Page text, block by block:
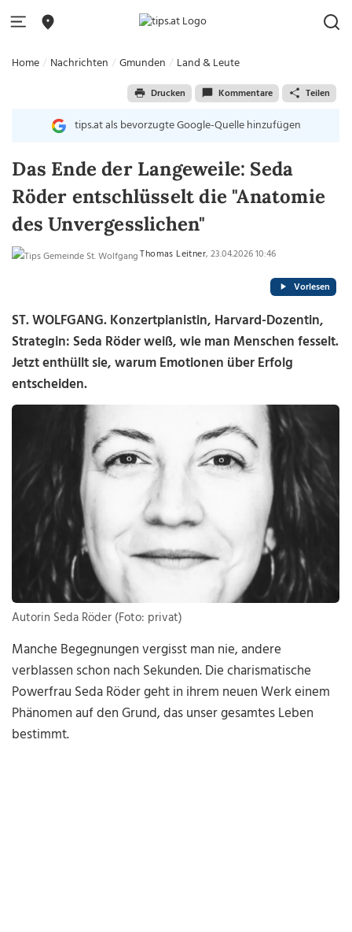
Home Nachrichten Gmunden Land & Leute
Drucken Kommentare Teilen
tips.at als bevorzugte Google-Quelle hinzufügen
Das Ende der Langeweile: Seda
Röder entschlüsselt die "Anatomie
des Unvergesslichen"
Thomas Leitner, 23.04.2026 10:46
Vorlesen
ST. WOLFGANG. Konzertpianistin, Harvard-Dozentin,
Strategin: Seda Röder weiß, wie man Menschen fesselt.
Jetzt enthüllt sie, warum Emotionen über Erfolg
entscheiden.
Autorin Seda Röder (Foto: privat)
Manche Begegnungen vergisst man nie, andere
verblassen schon nach Sekunden. Die charismatische
Powerfrau Seda Röder geht in ihrem neuen Werk einem
Phänomen auf den Grund, das unser gesamtes Leben
bestimmt.